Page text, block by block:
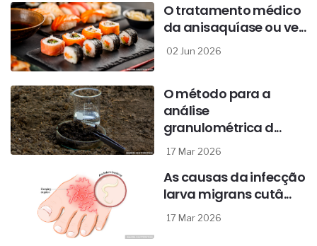
O tratamento médico
da anisaquíase ou ve...
02 Jun 2026
O método para a
análise
granulométrica d...
17 Mar 2026
As causas da infecção
larva migrans cutâ...
17 Mar 2026